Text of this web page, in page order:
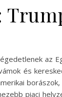
az
és
piaci